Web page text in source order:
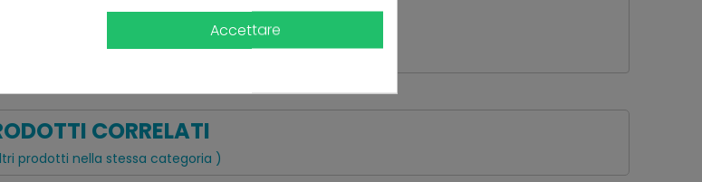
CORRELATI
prodotti nella stessa categoria )
Accettare